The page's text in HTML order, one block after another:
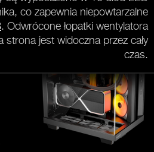
co zapewnia niepowtarzalne
. Odwrócone łopatki wentylatora
strona jest widoczna przez cały
czas.